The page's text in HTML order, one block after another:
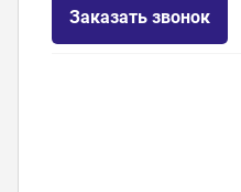
Заказать звонок